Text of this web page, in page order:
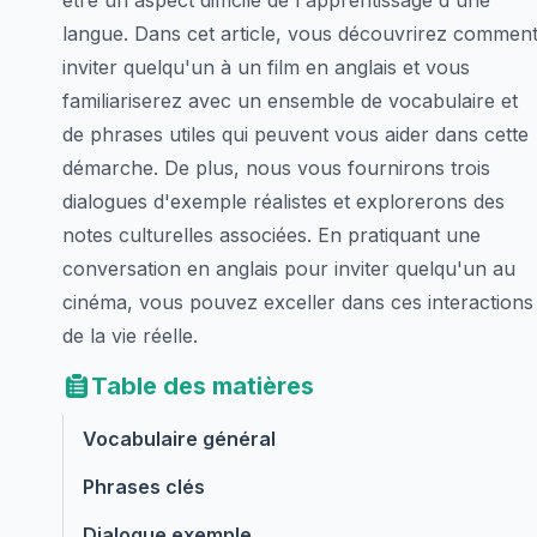
langue. Dans cet article, vous découvrirez comment
inviter quelqu'un à un film en anglais et vous
familiariserez avec un ensemble de vocabulaire et
de phrases utiles qui peuvent vous aider dans cette
démarche. De plus, nous vous fournirons trois
dialogues d'exemple réalistes et explorerons des
notes culturelles associées. En pratiquant une
conversation en anglais pour inviter quelqu'un au
cinéma, vous pouvez exceller dans ces interactions
de la vie réelle.
Table des matières
Vocabulaire général
Phrases clés